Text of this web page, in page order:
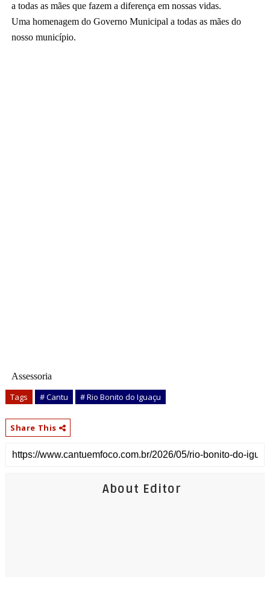
a todas as mães que fazem a diferença em nossas vidas.
Uma homenagem do Governo Municipal a todas as mães do
nosso município.
Assessoria
Tags # Cantu # Rio Bonito do Iguaçu
Share This
About Editor